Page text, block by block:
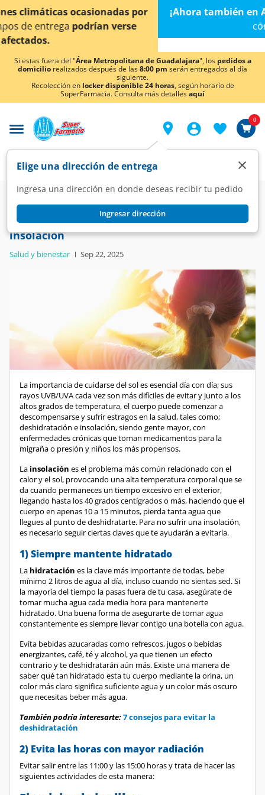
< div class="carousel-inner">
¡Ahora también en Aguascalientes! Daclic aquípara
conocer detalles.
Si estas fuera del "
realizados después de las 8:00 pmserán entregados al día
siguiente.
Recolección enlocker disponible 24 horas, según horario de
SuperFarmacia. Consulta más detalles
Elige una dirección de entrega
Ingresa una dirección en donde deseas recibir tu pedido
×
Descubre las 4 claves más eficaces contra la
insolación
Salud y bienestar
La importancia de cuidarse del sol es esencial día con día; sus
rayos UVB/UVA cada vez son más difíciles de evitar y junto a los
altos grados de temperatura, el cuerpo puede comenzar a
descompensarse y sufrir estragos en la salud, tales como;
deshidratación e insolación, siendo gente mayor, con
enfermedades crónicas que toman medicamentos para la
migraña o presión y niños los más propensos.
Lainsolaciónes el problema más común relacionado con el
calor y el sol, provocando una alta temperatura corporal que se
da cuando permaneces un tiempo excesivo en el exterior,
llegando hasta los 40 grados centígrados o más, haciendo que el
cuerpo en apenas 10 a 15 minutos, pierda tanta agua que
llegues al punto de deshidratarte. Para no sufrir una insolación,
es necesario seguir ciertas claves que te ayudarán a evitarla.
1) Siempre mantente hidratado
La hidrataciónes la clave más importante de todas, bebe
mínimo 2 litros de agua al día, incluso cuando no sientas sed. Si
la mayoría del tiempo la pasas fuera de tu casa, asegúrate de
tomar mucha agua cada media hora para mantenerte
hidratado. Una buena forma de asegurarte de tomar agua
constantemente es siempre llevar contigo una botella con agua.
Evita bebidas azucaradas como refrescos, jugos o bebidas
energizantes, café, té y alcohol, ya que tienen un efecto
contrario y te deshidratarán aún más. Existe una manera de
saber qué tan hidratado esta tu cuerpo mediante la orina, un
color más claro significa suficiente agua y un color más oscuro
que necesitas beber más agua.
También podría interesarte: 7 consejos para evitar la
deshidratación
2) Evita las horas con mayor radiación
Evitar salir entre las 11:00 y las 15:00 horas y trata de hacer las
siguientes actividades de esta manera:
Ejercicio al aire libre